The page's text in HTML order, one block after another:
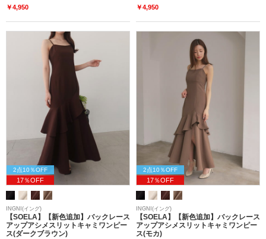
￥4,950 ￥4,950
2点10％OFF
17％OFF
INGNI(イング)
【SOELA】【新色追加】バックレース
アップアシメスリットキャミワンピー
ス(ダークブラウン)
2点10％OFF
17％OFF
INGNI(イング)
【SOELA】【新色追加】バックレース
アップアシメスリットキャミワンピー
ス(モカ)